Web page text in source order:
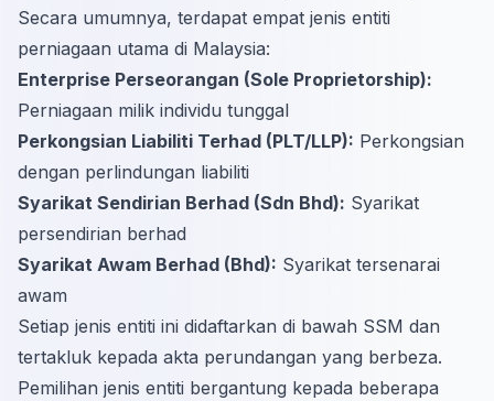
Secara umumnya, terdapat empat jenis entiti
perniagaan utama di Malaysia:
Enterprise Perseorangan (Sole Proprietorship):
Perniagaan milik individu tunggal
Perkongsian Liabiliti Terhad (PLT/LLP): Perkongsian
dengan perlindungan liabiliti
Syarikat Sendirian Berhad (Sdn Bhd): Syarikat
persendirian berhad
Syarikat Awam Berhad (Bhd): Syarikat tersenarai
awam
Setiap jenis entiti ini didaftarkan di bawah SSM dan
tertakluk kepada akta perundangan yang berbeza.
Pemilihan jenis entiti bergantung kepada beberapa